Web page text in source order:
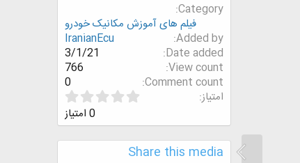
Category
فیلم های آموزش مکانیک خودرو
Added by
IranianEcu
Date added
3/1/21
View count
766
Comment count
0
امتیاز
0
0
س
0 امتیاز
Share this media